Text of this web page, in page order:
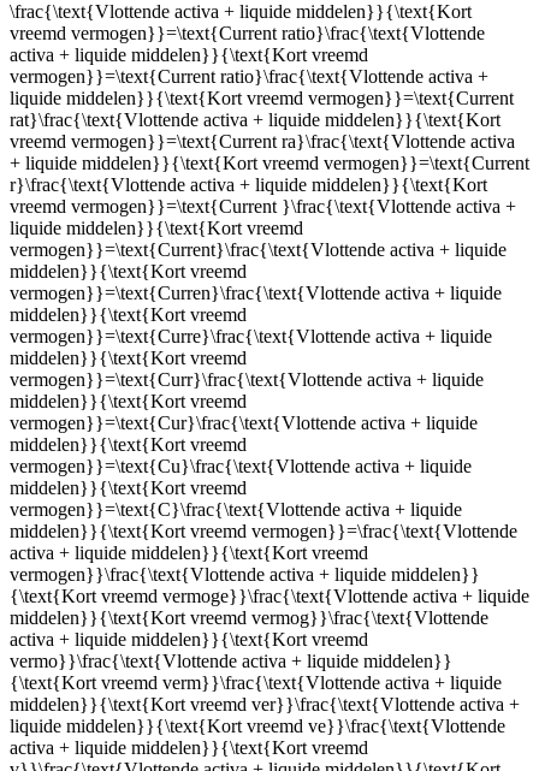
\frac{\text{Vlottende activa + liquide middelen}}{\text{Kort
vreemd vermogen}}=\text{Current ratio}\frac{\text{Vlottende
activa + liquide middelen}}{\text{Kort vreemd
vermogen}}=\text{Current ratio}\frac{\text{Vlottende activa +
liquide middelen}}{\text{Kort vreemd vermogen}}=\text{Current
rat}\frac{\text{Vlottende activa + liquide middelen}}{\text{Kort
vreemd vermogen}}=\text{Current ra}\frac{\text{Vlottende activa
+ liquide middelen}}{\text{Kort vreemd vermogen}}=\text{Current
r}\frac{\text{Vlottende activa + liquide middelen}}{\text{Kort
vreemd vermogen}}=\text{Current }\frac{\text{Vlottende activa +
liquide middelen}}{\text{Kort vreemd
vermogen}}=\text{Current}\frac{\text{Vlottende activa + liquide
middelen}}{\text{Kort vreemd
vermogen}}=\text{Curren}\frac{\text{Vlottende activa + liquide
middelen}}{\text{Kort vreemd
vermogen}}=\text{Curre}\frac{\text{Vlottende activa + liquide
middelen}}{\text{Kort vreemd
vermogen}}=\text{Curr}\frac{\text{Vlottende activa + liquide
middelen}}{\text{Kort vreemd
vermogen}}=\text{Cur}\frac{\text{Vlottende activa + liquide
middelen}}{\text{Kort vreemd
vermogen}}=\text{Cu}\frac{\text{Vlottende activa + liquide
middelen}}{\text{Kort vreemd
vermogen}}=\text{C}\frac{\text{Vlottende activa + liquide
middelen}}{\text{Kort vreemd vermogen}}=\frac{\text{Vlottende
activa + liquide middelen}}{\text{Kort vreemd
vermogen}}\frac{\text{Vlottende activa + liquide middelen}}
{\text{Kort vreemd vermoge}}\frac{\text{Vlottende activa + liquide
middelen}}{\text{Kort vreemd vermog}}\frac{\text{Vlottende
activa + liquide middelen}}{\text{Kort vreemd
vermo}}\frac{\text{Vlottende activa + liquide middelen}}
{\text{Kort vreemd verm}}\frac{\text{Vlottende activa + liquide
middelen}}{\text{Kort vreemd ver}}\frac{\text{Vlottende activa +
liquide middelen}}{\text{Kort vreemd ve}}\frac{\text{Vlottende
activa + liquide middelen}}{\text{Kort vreemd